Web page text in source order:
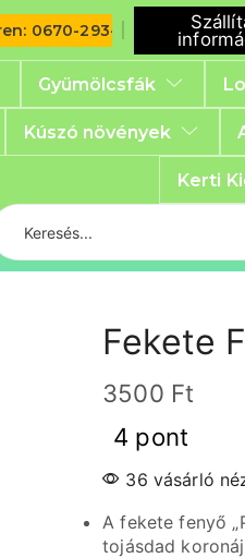
0670-293-6792
Gyümölcsfák
Kúszó növények
Kerti
Fekete
3500 Ft
4 pont
36 vásárló
A fekete fenyő
tojásdad